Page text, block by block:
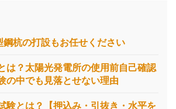
鋼杭の打設もお任せください
は？太陽光発電所の使用前自己確認
の中でも見落とせない理由
験とは？【押込み・引抜き・水平を